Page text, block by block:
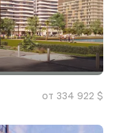
от 334 922 $